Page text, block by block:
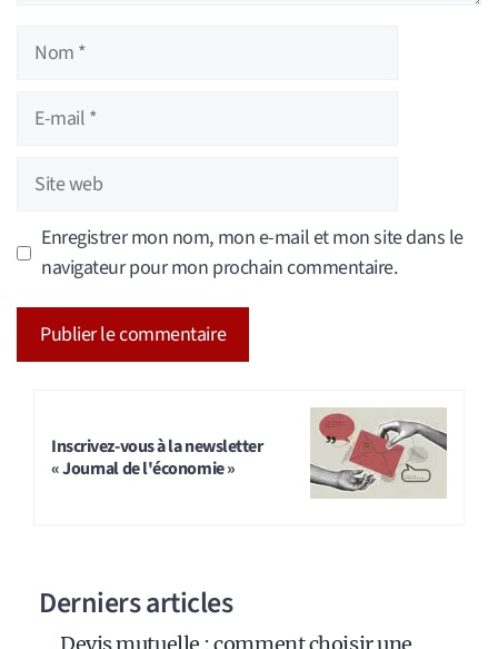
Nom
Site
web
Enregistrer mon nom, mon e-mail et mon site dans le
navigateur pour mon prochain commentaire.
Inscrivez-vous à la newsletter
« Journal de l'économie »
Derniers articles
Devis mutuelle : comment choisir une